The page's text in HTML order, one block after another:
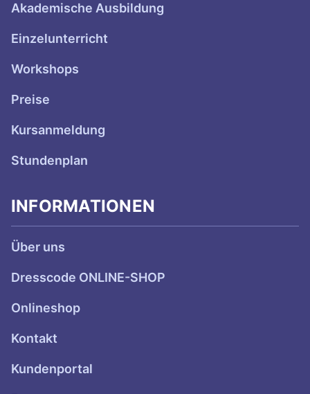
Akademische Ausbildung
Einzelunterricht
Workshops
Preise
Kursanmeldung
Stundenplan
INFORMATIONEN
Über uns
Dresscode ONLINE-SHOP
Onlineshop
Kontakt
Kundenportal